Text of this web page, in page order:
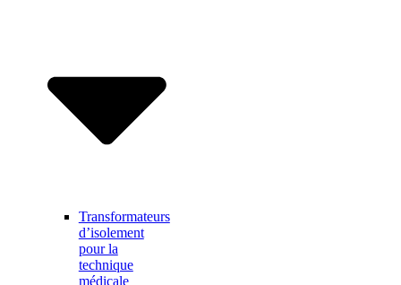
Transformateurs
d’isolement
pour la
technique
médicale